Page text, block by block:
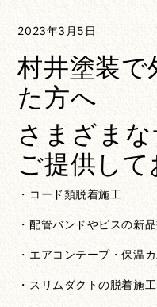
2023年3月5日
村井塗装で
た方へ
さまざま
ご提供し
・コード類脱着施工
・配管バンドやビスの新
・エアコンテープ・保温
・スリムダクトの脱着施工